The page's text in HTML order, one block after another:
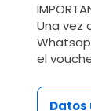
Una vez
el
Datos